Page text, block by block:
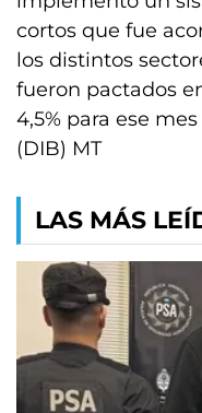
cortos que fue
los distintos
fueron pactados
4,5% para ese
(DIB) MT
LAS MÁS